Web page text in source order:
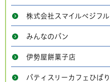
株式会社スマイルベジフル
みんなのパン
伊勢屋餅菓子店
パティスリーカフェひばり